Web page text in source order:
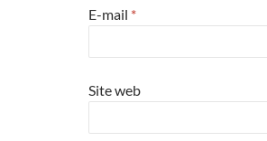
E-mail *
Site web